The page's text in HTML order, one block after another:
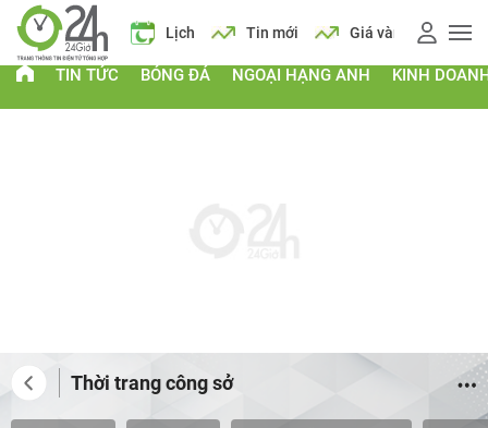
Lịch Tin mới Giá vàng Giá xăng Lịch
TIN TỨC BÓNG ĐÁ NGOẠI HẠNG ANH KINH
Thời trang công sở